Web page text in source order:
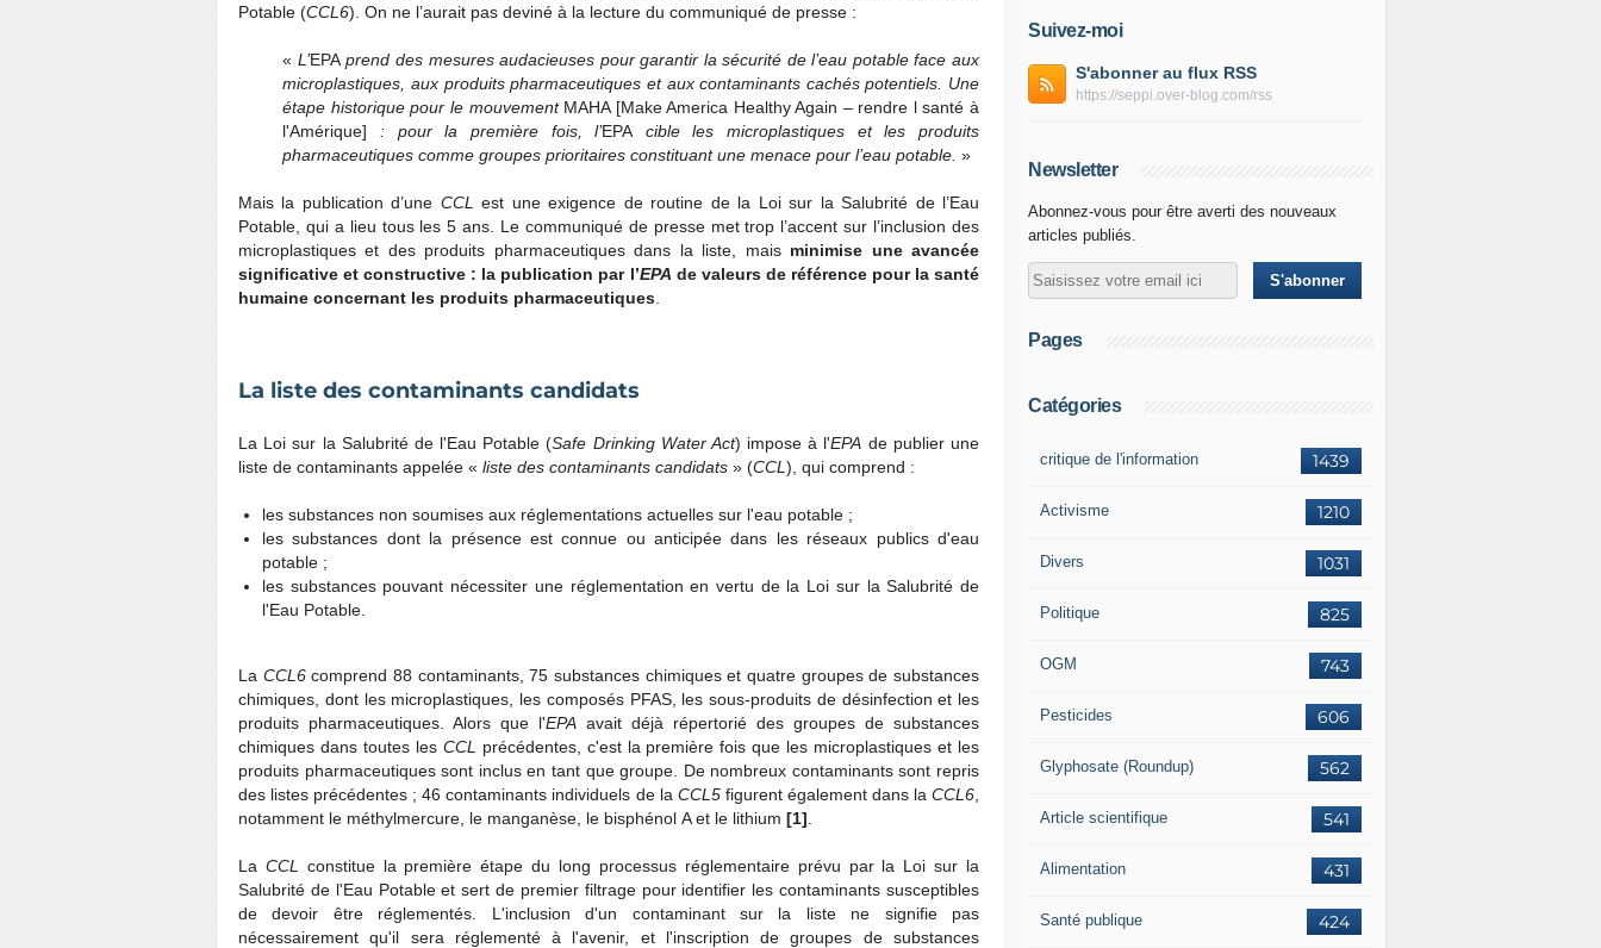
Potable (CCL6). On ne l’aurait pas deviné à la lecture du communiqué de presse :
« L’EPAprend des mesures audacieuses pour garantir la sécurité de l’eau potable face aux
microplastiques, aux produits pharmaceutiques et aux contaminants cachés potentiels. Une
étape historique pour le mouvement MAHA [Make America Healthy Again – rendre l santé à
l'Amérique] : pour la première fois, l’EPA cible les microplastiques et les produits
pharmaceutiques comme groupes prioritaires constituant une menace pour l’eau potable. »
Mais la publication d’une CCL
est une exigence de routine de la Loi sur la Salubrité de l’Eau
Potable, qui a lieu tous les 5 ans. Le communiqué de presse met trop l’accent sur l’inclusion des
microplastiques et des produits pharmaceutiques dans la liste, mais minimise une avancée
significative et constructive : la publication par l’EPA de valeurs de référence pour la santé
humaine concernant les produits pharmaceutiques
La liste des contaminants candidats
La Loi sur la Salubrité de l'Eau Potable (Safe Drinking Water Act) impose à l'EPA de publier une
liste de contaminants appelée « liste des contaminants candidats » (CCL ), qui comprend :
les substances non soumises aux réglementations actuelles sur l'eau potable ;
les substances dont la présence est connue ou anticipée dans les réseaux publics d'eau
potable ;
les substances pouvant nécessiter une réglementation en vertu de la Loi sur la Salubrité de
l'Eau Potable.
La CCL6comprend 88 contaminants, 75 substances chimiques et quatre groupes de substances
chimiques, dont les microplastiques, les composés PFAS, les sous-produits de désinfection et les
produits pharmaceutiques. Alors que l'EPA avait déjà répertorié des groupes de substances
chimiques dans toutes les CCL
précédentes, c'est la première fois que les microplastiques et les
produits pharmaceutiques sont inclus en tant que groupe. De nombreux contaminants sont repris
des listes précédentes ; 46 contaminants individuels de la CCL5figurent également dans laCCL6
notamment le méthylmercure, le manganèse, le bisphénol A et le lithium [1]
La CCL
constitue la première étape du long processus réglementaire prévu par la Loi sur la
Salubrité de l'Eau Potable et sert de premier filtrage pour identifier les contaminants susceptibles
de devoir être réglementés. L'inclusion d'un contaminant sur la liste ne signifie pas
nécessairement qu'il sera réglementé à l'avenir, et l'inscription de groupes de substances
Suivez-moi
S'abonner au flux RSS
https://seppi.over-blog.com/rss
Newsletter
Abonnez-vous pour être averti des nouveaux
articles publiés.
Pages
Catégories
1439
critique de l'information
1210
Activisme
1031
Divers
825
Politique
743
OGM
606
Pesticides
562
Glyphosate (Roundup)
541
Article scientifique
431
Alimentation
424
Santé publique